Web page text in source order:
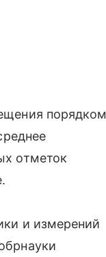
порядком
отметок
и измерений